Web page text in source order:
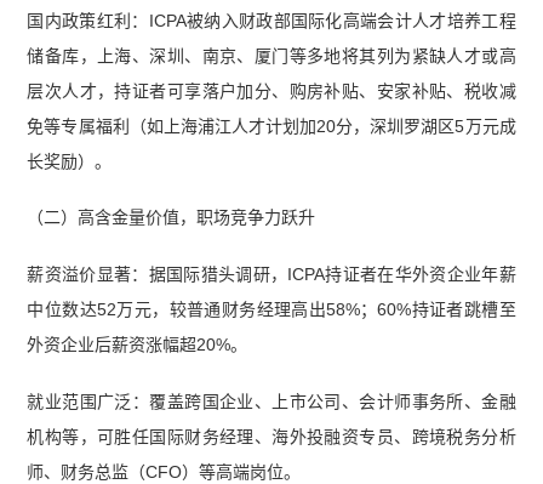
国内政策红利：ICPA被纳入财政部国际化高端会计人才培养工程
储备库，上海、深圳、南京、厦门等多地将其列为紧缺人才或高
层次人才，持证者可享落户加分、购房补贴、安家补贴、税收减
免等专属福利（如上海浦江人才计划加20分，深圳罗湖区5万元成
长奖励）。
（二）高含金量价值，职场竞争力跃升
薪资溢价显著：据国际猎头调研，ICPA持证者在华外资企业年薪
中位数达52万元，较普通财务经理高出58%；60%持证者跳槽至
外资企业后薪资涨幅超20%。
就业范围广泛：覆盖跨国企业、上市公司、会计师事务所、金融
机构等，可胜任国际财务经理、海外投融资专员、跨境税务分析
师、财务总监（CFO）等高端岗位。